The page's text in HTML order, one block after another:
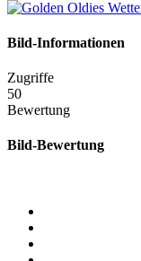
Bild-Informationen
Zugriffe
50
Bewertung
Bild-Bewertung